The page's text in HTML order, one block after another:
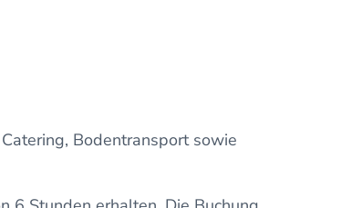
Bodentransport sowie